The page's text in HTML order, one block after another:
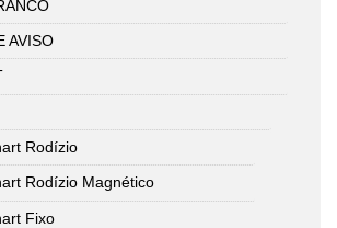
AVISO
Rodízio
Rodízio Magnético
Fixo